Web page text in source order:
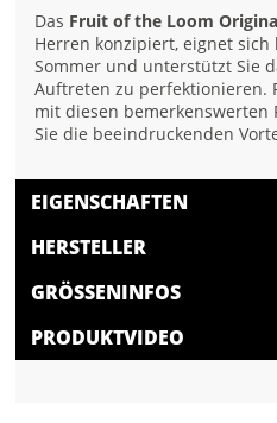
Das Fruit of the Loom
Herren konzipiert, eignet
Sommer und unterstützt Sie
Auftreten zu perfektionieren.
mit diesen bemerkenswerten
Sie die beeindruckenden
EIGENSCHAFTEN
HERSTELLER
GRÖSSENINFOS
PRODUKTVIDEO